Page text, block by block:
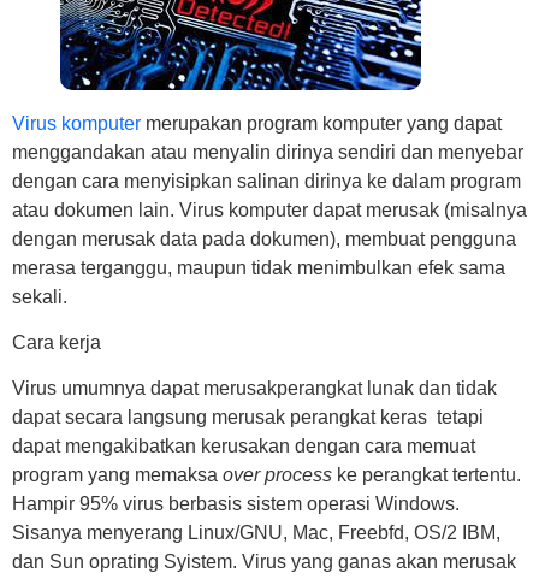
Virus komputer merupakan program komputer yang dapat
menggandakan atau menyalin dirinya sendiri dan menyebar
dengan cara menyisipkan salinan dirinya ke dalam program
atau dokumen lain. Virus komputer dapat merusak (misalnya
dengan merusak data pada dokumen), membuat pengguna
merasa terganggu, maupun tidak menimbulkan efek sama
sekali.
Cara kerja
Virus umumnya dapat merusakperangkat lunak dan tidak
dapat secara langsung merusak perangkat keras tetapi
dapat mengakibatkan kerusakan dengan cara memuat
program yang memaksa over process ke perangkat tertentu.
Hampir 95% virus berbasis sistem operasi Windows.
Sisanya menyerang Linux/GNU, Mac, Freebfd, OS/2 IBM,
dan Sun oprating Syistem. Virus yang ganas akan merusak